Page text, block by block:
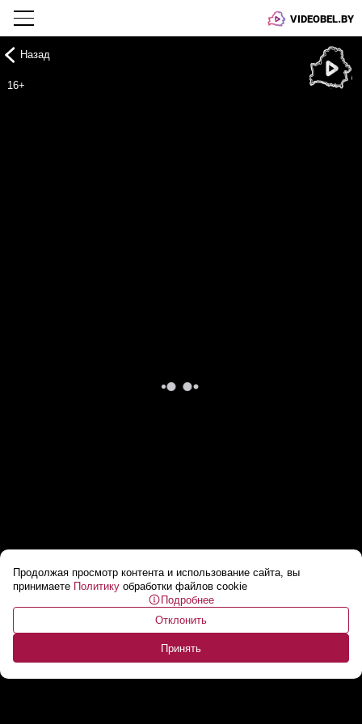
VIDEOBEL.BY
Продолжая просмотр контента и использование сайта, вы
принимаете Политику обработки файлов cookie
Подробнее
Отклонить
Принять
Назад
16+
Трамп разносит организацию, стоящую за
протестами в Беларуси!...